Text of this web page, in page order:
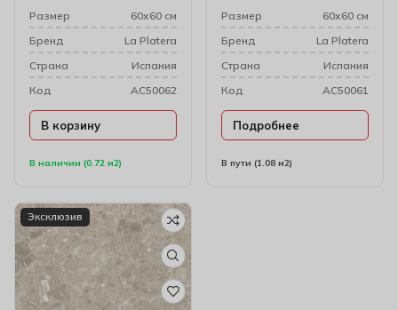
В наличии (0.72 м2)
Размер
60х60 см
Бренд
La Platera
Cтрана
Испания
Код
AC50062
В корзину
В пути (1.08 м2)
Размер
60х60 см
Бренд
La Platera
Cтрана
Испания
Код
AC50061
Подробнее
Эксклюзив